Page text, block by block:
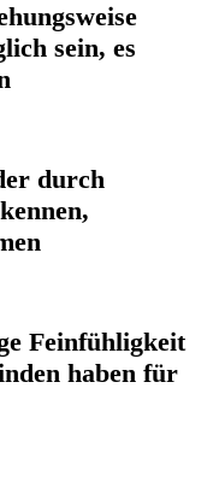
sein, es
durch
Feinfühligkeit
haben für